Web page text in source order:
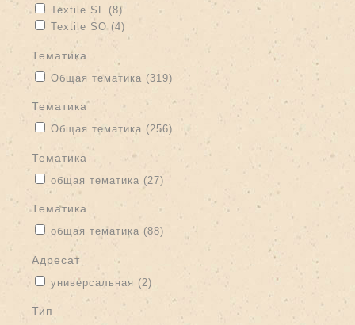
Apply Textile SL filter
Textile SL (8) Apply Textile SL filter
Apply Textile SO filter
Textile SO (4) Apply Textile SO filter
тематика
Apply Общая тематика filter
Общая тематика (319) Apply Общая тематика filter
тематика
Apply Общая тематика filter
Общая тематика (256)
тематика
Apply общая тематика filter
общая тематика (27)
Тематика
Apply общая тематика filter
общая тематика (88) Apply общая тематика filter
адресат
Apply универсальная filter
универсальная (2) Apply универсальная filter
тип